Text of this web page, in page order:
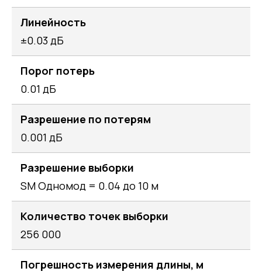
Линейность
±0.03 дБ
Порог потерь
0.01 дБ
Разрешение по потерям
0.001 дБ
Разрешение выборки
SM Одномод = 0.04 до 10 м
Количество точек выборки
256 000
Погрешность измерения длины, м